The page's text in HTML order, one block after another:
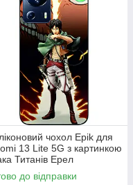
чохол Epik для
13 Lite 5G з картинкою
Титанів Ерел
до відправки